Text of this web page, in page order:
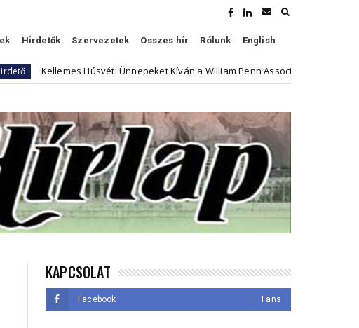
Hirdetők Szervezetek Összes hír Rólunk English
Húsvéti Ünnepeket Kíván a William Penn Association Kultúra
KAPCSOLAT
Facebook Fans